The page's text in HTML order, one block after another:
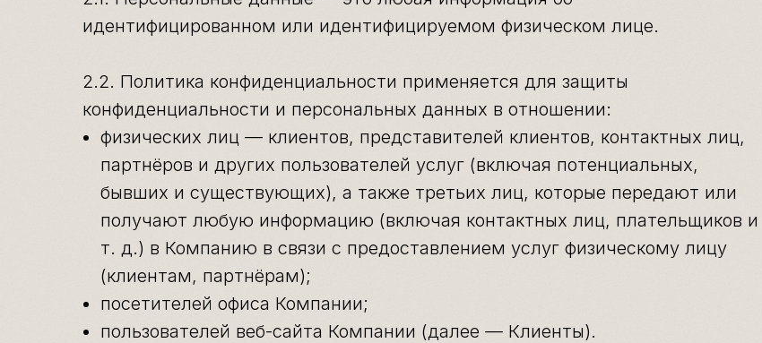
идентифицированном или идентифицируемом физическом лице.
2.2. Политика конфиденциальности применяется для защиты
конфиденциальности и персональных данных в отношении:
физических лиц — клиентов, представителей клиентов, контактных лиц,
партнёров и других пользователей услуг (включая потенциальных,
бывших и существующих), а также третьих лиц, которые передают или
получают любую информацию (включая контактных лиц, плательщиков и
т. д.) в Компанию в связи с предоставлением услуг физическому лицу
(клиентам, партнёрам);
посетителей офиса Компании;
пользователей веб-сайта Компании (далее — Клиенты).